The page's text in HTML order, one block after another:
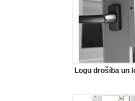
Logu drošība un